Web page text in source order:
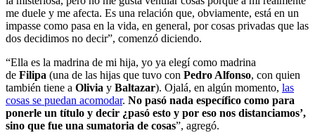
me duele y me afecta. Es una relación que, obviamente, está en un
impasse como pasa en la vida, en general, por cosas privadas que las
dos decidimos no decir”, comenzó diciendo.
“Ella es la madrina de mi hija, yo ya elegí como madrina
de Filipa (una de las hijas que tuvo con Pedro Alfonso, con quien
también tiene a Olivia y Baltazar). Ojalá, en algún momento, las
cosas se puedan acomodar. No pasó nada específico como para
ponerle un título y decir ¿pasó esto y por eso nos distanciamos’,
sino que fue una sumatoria de cosas”, agregó.